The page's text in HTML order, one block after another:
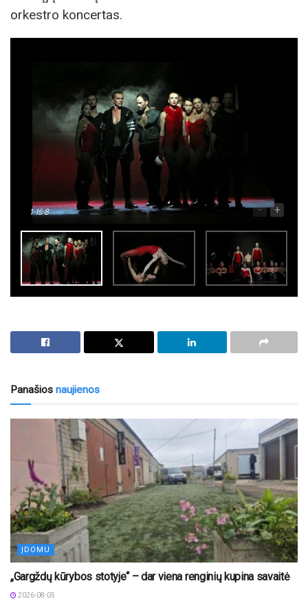
orkestro koncertas.
1Iš 8 - +
Panašios naujienos
ĮDOMU
„Gargždų kūrybos stotyje“ – dar viena renginių kupina savaitė
2026-08-05